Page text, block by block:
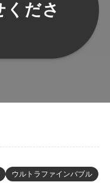
くださ
ウルトラファインバブル